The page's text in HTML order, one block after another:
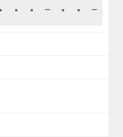
● ● ● ー ● ● ー